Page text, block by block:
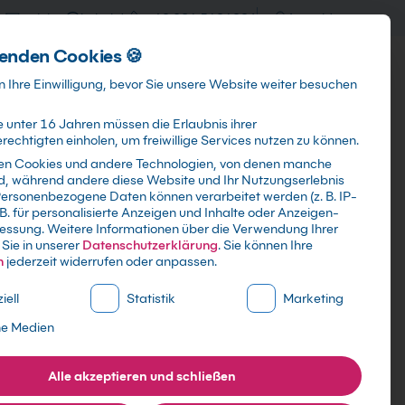
training@kebel.de +49 231 5191986 Anmelden
Suchen
Info & Services Kontakt
Cookies 🍪
Ihre Einwilligung, bevor Sie unsere Website weiter besuchen
unter 16 Jahren müssen die Erlaubnis ihrer
einholen, um freiwillige Services nutzen zu können.
Cookies und andere Technologien, von denen manche
während andere diese Website und Ihr Nutzungserlebnis
Daten können verarbeitet werden (z. B. IP-
für personalisierte Anzeigen und Inhalte oder Anzeigen-
Weitere Informationen über die Verwendung Ihrer
in unserer Datenschutzerklärung.Sie können Ihre
jederzeit widerrufen oder anpassen.
Liste der Service-Gruppen, für die eine Einwilligung
Statistik
Marketing
Medien
Alle akzeptieren und schließen